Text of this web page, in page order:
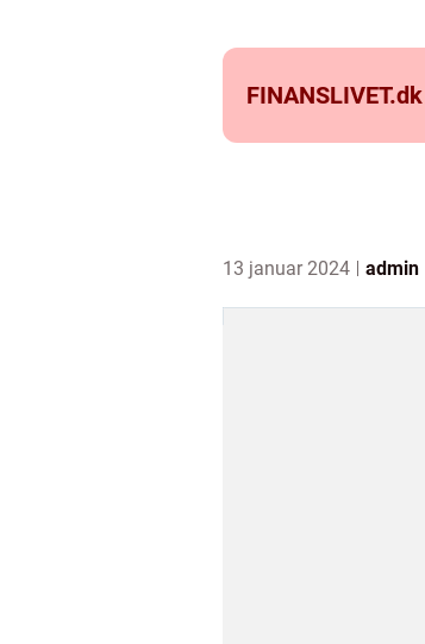
FINANSLIVET.dk
13 januar 2024 admin